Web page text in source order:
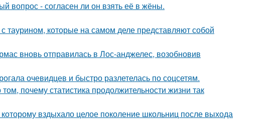
вопрос - согласен ли он взять её в жёны.
таурином, которые на самом деле представляют собой
вновь отправилась в Лос-анджелес, возобновив
очевидцев и быстро разлетелась по соцсетям.
почему статистика продолжительности жизни так
вздыхало целое поколение школьниц после выхода